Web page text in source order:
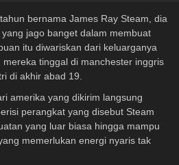
bernama James Ray Steam, dia
jago banget dalam membuat
itu diwariskan dari keluarganya
tinggal di manchester inggris
di akhir abad 19.
amerika yang dikirim langsung
perangkat yang disebut Steam
yang luar biasa hingga mampu
memerlukan energi nyaris tak